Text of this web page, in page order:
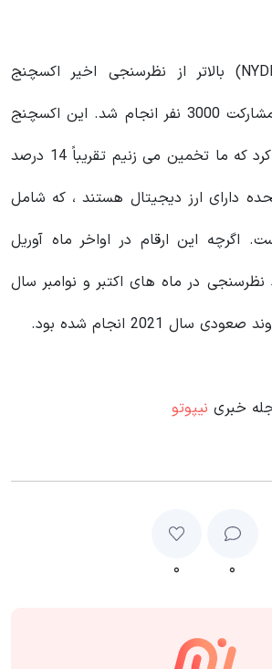
ارقام نظرسنجی (NYDIG) بالاتر از نظرسنجی اخیر اکسچنج
جمینای است که با مشارکت 3000 نفر انجام شد. این اکسچنج
در گزارش خود اشاره کرد که ما تخمین می زنیم تقریباً 14 درصد
دارای ارز دیجیتال هستند ، که شامل
است. اگرچه این ارقام در اواخر ماه آوریل
در ماه های اکتبر و نوامبر سال
خبری نیپوتو
۰ ۰